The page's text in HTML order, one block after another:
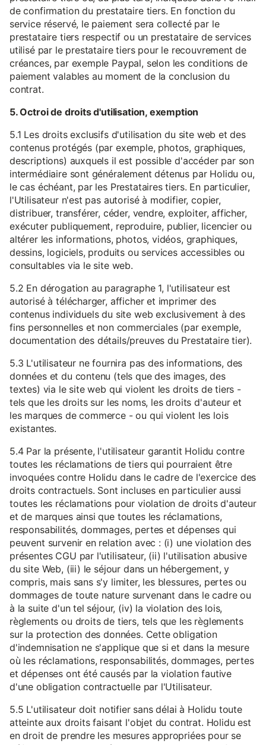
de confirmation du prestataire tiers. En fonction du
service réservé, le paiement sera collecté par le
prestataire tiers respectif ou un prestataire de services
utilisé par le prestataire tiers pour le recouvrement de
créances, par exemple Paypal, selon les conditions de
paiement valables au moment de la conclusion du
contrat.
5. Octroi de droits d'utilisation, exemption
5.1 Les droits exclusifs d'utilisation du site web et des
contenus protégés (par exemple, photos, graphiques,
descriptions) auxquels il est possible d'accéder par son
intermédiaire sont généralement détenus par Holidu ou,
le cas échéant, par les Prestataires tiers. En particulier,
l'Utilisateur n'est pas autorisé à modifier, copier,
distribuer, transférer, céder, vendre, exploiter, afficher,
exécuter publiquement, reproduire, publier, licencier ou
altérer les informations, photos, vidéos, graphiques,
dessins, logiciels, produits ou services accessibles ou
consultables via le site web.
5.2 En dérogation au paragraphe 1, l'utilisateur est
autorisé à télécharger, afficher et imprimer des
contenus individuels du site web exclusivement à des
fins personnelles et non commerciales (par exemple,
documentation des détails/preuves du Prestataire tier).
5.3 L'utilisateur ne fournira pas des informations, des
données et du contenu (tels que des images, des
textes) via le site web qui violent les droits de tiers -
tels que les droits sur les noms, les droits d'auteur et
les marques de commerce - ou qui violent les lois
existantes.
5.4 Par la présente, l'utilisateur garantit Holidu contre
toutes les réclamations de tiers qui pourraient être
invoquées contre Holidu dans le cadre de l'exercice des
droits contractuels. Sont incluses en particulier aussi
toutes les réclamations pour violation de droits d'auteur
et de marques ainsi que toutes les réclamations,
responsabilités, dommages, pertes et dépenses qui
peuvent survenir en relation avec : (i) une violation des
présentes CGU par l'utilisateur, (ii) l'utilisation abusive
du site Web, (iii) le séjour dans un hébergement, y
compris, mais sans s'y limiter, les blessures, pertes ou
dommages de toute nature survenant dans le cadre ou
à la suite d'un tel séjour, (iv) la violation des lois,
règlements ou droits de tiers, tels que les règlements
sur la protection des données. Cette obligation
d'indemnisation ne s'applique que si et dans la mesure
où les réclamations, responsabilités, dommages, pertes
et dépenses ont été causés par la violation fautive
d'une obligation contractuelle par l'Utilisateur.
5.5 L'utilisateur doit notifier sans délai à Holidu toute
atteinte aux droits faisant l'objet du contrat. Holidu est
en droit de prendre les mesures appropriées pour se